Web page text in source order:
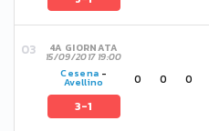
4A GIORNATA
15/09/2017 19:00
Cesena -
Avellino
3-1
0 0 0